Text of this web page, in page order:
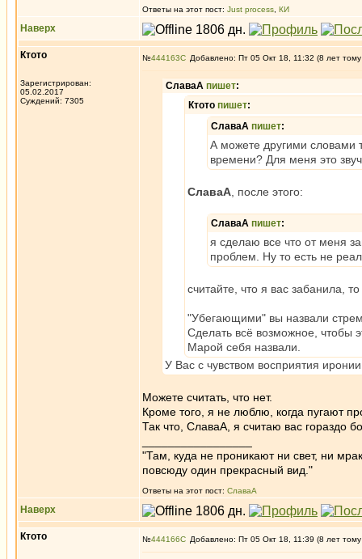
Ответы на этот пост: Just process КИ
Наверх
Ктото
Зарегистрирован:
05.02.2017
Суждений: 7305
№444163 Добавлено: Пт 05 Окт 18, 11:32 (8 лет
СлаваА пишет:
Ктото пишет:
СлаваА пишет:
А можете другими словами
времени? Для меня это
СлаваА , после этого:
СлаваА пишет:
я сделаю все что от меня
проблем. Ну то есть не
считайте, что я вас забанила,
"Убегающими" вы назвали
Сделать всё возможное, чтобы
Марой себя назвали.
У Вас с чувством восприятия
Можете считать, что нет.
Кроме того, я не люблю, когда пугают
Так что, СлаваА, я считаю вас гораздо
"Там, куда не проникают ни свет, ни
повсюду один прекрасный вид."
Ответы на этот пост: СлаваА
Наверх
Ктото №444166 Добавлено: Пт 05 Окт 18, 11:39 (8 лет